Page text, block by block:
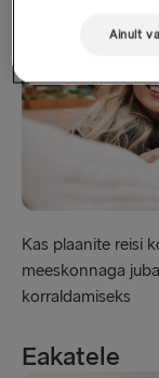
Kas plaanite reisi
meeskonnaga
korraldamiseks
Eakatele
Ainult